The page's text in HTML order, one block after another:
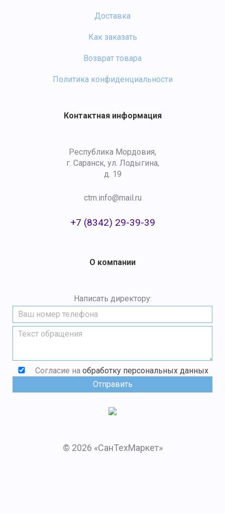
© 2026 «СанТехМаркет»
Доставка
Как заказать
Возврат товара
Политика конфиденциальности
О компании
Написать директору:
Согласие на обработку персональных данных
Контактная информация
Республика Мордовия,
г. Саранск, ул. Лодыгина,
д. 19
ctm.info@mail.ru
+7 (8342) 29-39-39